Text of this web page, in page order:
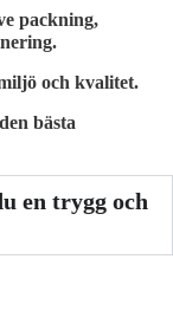
packning,
och kvalitet.
bästa
en trygg och